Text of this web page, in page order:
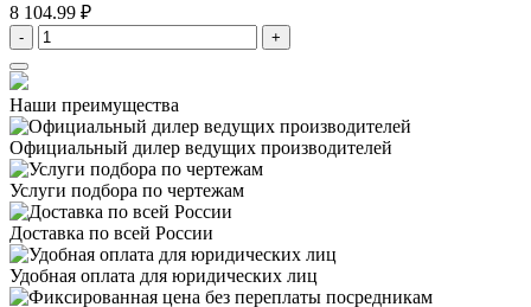
8 104.99 ₽
- +
Наши преимущества
Официальный дилер ведущих производителей
Услуги подбора по чертежам
Доставка по всей России
Удобная оплата для юридических лиц